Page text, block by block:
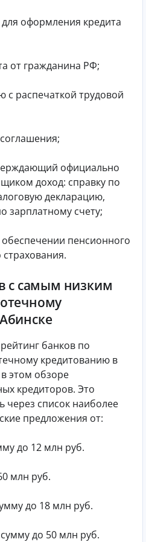
для оформления кредита
от гражданина РФ;
с распечаткой трудовой
официально
доход: справку по
декларацию,
зарплатному счету;
обеспечении пенсионного
страхования.
с самым низким
банков по
кредитованию в
этом обзоре
кредиторов. Это
через список наиболее
предложения от:
до 12 млн руб.
млн руб.
до 18 млн руб.
до 50 млн руб.